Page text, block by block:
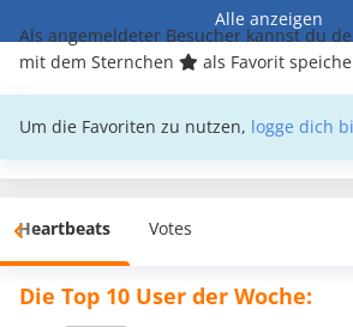
Alle anzeigen
Als angemeldeter Besucher kannst du
mit dem Sternchen
als Favorit
Um die Favoriten zu nutzen, logge dich
Heartbeats Votes
Die Top 10 User der Woche: